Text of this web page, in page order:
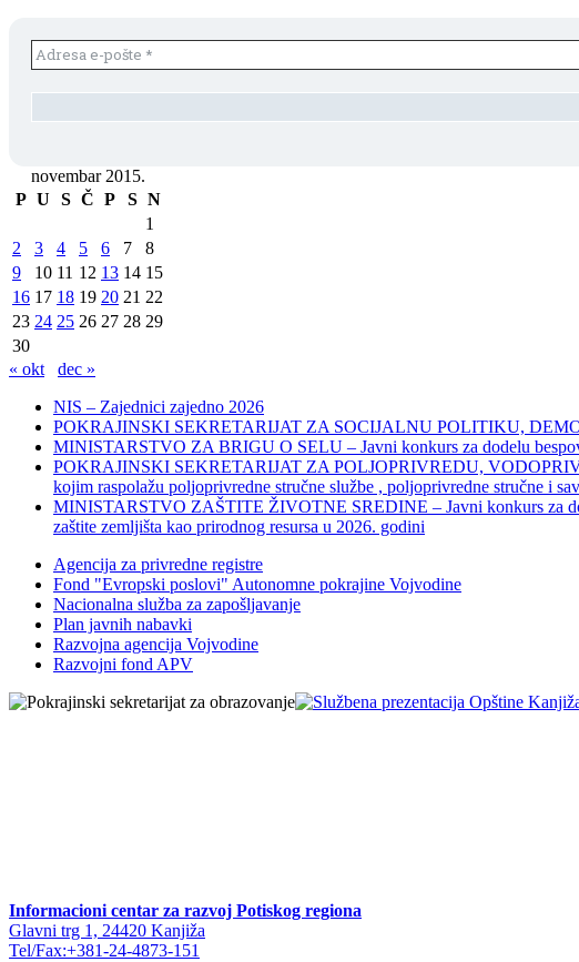
novembar 2015.
P U S Č P S N
1
2
3 4 5 6 7
8
9
10 11 12 13 14 15
16 17 18 19 20 21 22
23 24 25 26 27 28 29
30
« okt
dec »
NIS – Zajednici zajedno 2026
POKRAJINSKI SEKRETARIJAT ZA SOCIJALNU POLITIKU,
MINISTARSTVO ZA BRIGU O SELU – Javni konkurs za dodelu
POKRAJINSKI SEKRETARIJAT ZA POLJOPRIVREDU,
kojim raspolažu poljoprivredne stručne službe , poljoprivredne stručne i
MINISTARSTVO ZAŠTITE ŽIVOTNE SREDINE – Javni konkurs za
zaštite zemljišta kao prirodnog resursa u 2026. godini
Agencija za privredne registre
Fond "Evropski poslovi" Autonomne pokrajine Vojvodine
Nacionalna služba za zapošljavanje
Plan javnih nabavki
Razvojna agencija Vojvodine
Razvojni fond APV
Informacioni centar za razvoj Potiskog regiona
Glavni trg 1, 24420 Kanjiža
Tel/Fax:+381-24-4873-151